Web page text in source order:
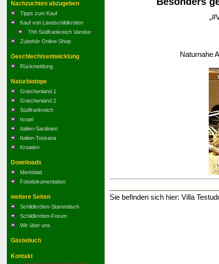
Nachzuchten abzugeben
Tipps zum Kauf
Kauf von Landschildkröten
Thh Südfrankreich Varoise
Zubehör Online-Shop
Geschlechtsentwicklung
Rückmeldung
Naturbiotope
Griechenland 1
Griechenland 2
Südfrankreich
Israel
Italien-Sardinien
Italien-Toskana
Kroatien
Downloads
Merkblatt
Fotodokumentation
weitere Seiten
Schildkröten-Stammtisch
Schildkröten-Forum
Wir über uns
Gästebuch
Kontakt
Naturnahe
Sie befinden sich hier: Villa